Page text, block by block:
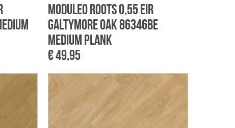
Moduleo Roots 0,55 EIR
Galtymore Oak 86346BE
Medium Plank
€ 49,95